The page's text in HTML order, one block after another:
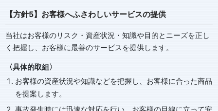
【方針5】お客様へふさわしいサービスの提供
当社はお客様のリスク・資産状況・知識や目的とニーズを正し
く把握し、お客様に最善のサービスを提供します。
〈具体的取組〉
お客様の資産状況や知識などを把握し、お客様に合った商品
を提案します。